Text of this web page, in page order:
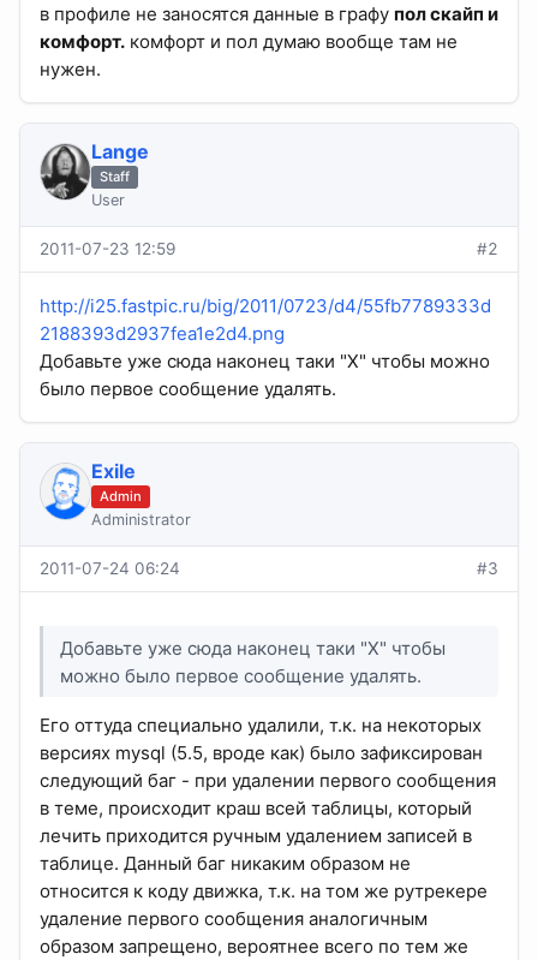
в профиле не заносятся данные в графу пол скайп и
комфорт. комфорт и пол думаю вообще там не
нужен.
Lange
Staff
User
2011-07-23 12:59 #2
http://i25.fastpic.ru/big/2011/0723/d4/55fb7789333d
2188393d2937fea1e2d4.png
Добавьте уже сюда наконец таки "X" чтобы можно
было первое сообщение удалять.
Exile
Admin
Administrator
2011-07-24 06:24 #3
Добавьте уже сюда наконец таки "X" чтобы
можно было первое сообщение удалять.
Его оттуда специально удалили, т.к. на некоторых
версиях mysql (5.5, вроде как) было зафиксирован
следующий баг - при удалении первого сообщения
в теме, происходит краш всей таблицы, который
лечить приходится ручным удалением записей в
таблице. Данный баг никаким образом не
относится к коду движка, т.к. на том же рутрекере
удаление первого сообщения аналогичным
образом запрещено, вероятнее всего по тем же